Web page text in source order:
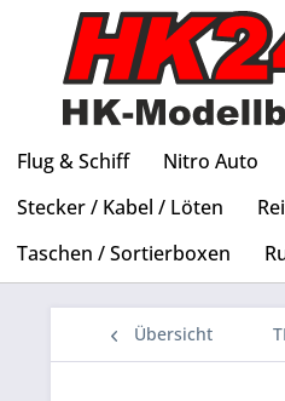
Flug & Schiff Nitro Auto
Stecker / Kabel / Löten
Taschen / Sortierboxen
Übersicht